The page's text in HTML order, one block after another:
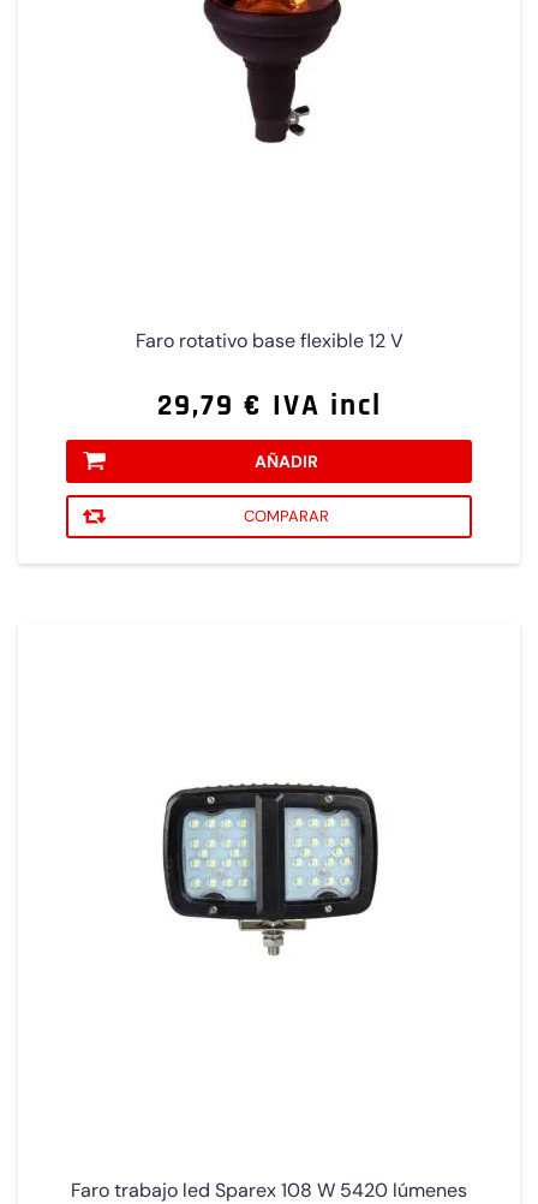
Faro rotativo base flexible 12 V
29,79 € IVA incl
AÑADIR
COMPARAR
Faro trabajo led Sparex 108 W 5420 lúmenes